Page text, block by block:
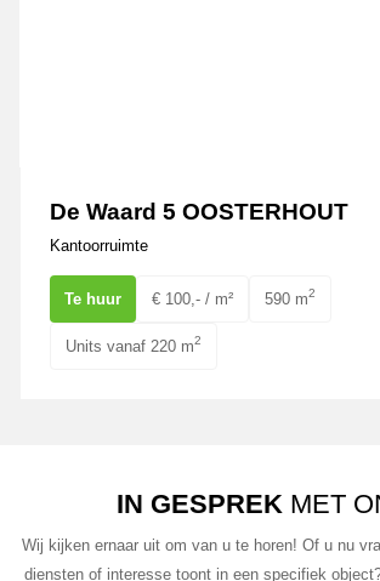
De Waard 5 OOSTERHOUT
Kantoorruimte
Te huur € 100,- / m² 590 m2
Units vanaf 220 m2
IN GESPREK MET
Wij kijken ernaar uit om van u te horen! Of u nu
diensten of interesse toont in een specifiek